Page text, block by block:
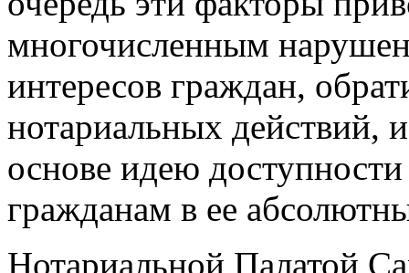
многочисленным
интересов граждан,
нотариальных действий,
основе идею
гражданам в ее
Нотариальной Палатой